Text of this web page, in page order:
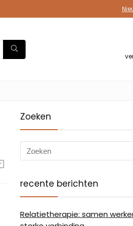
Zoeken
recente berichten
Relatietherapie: samen